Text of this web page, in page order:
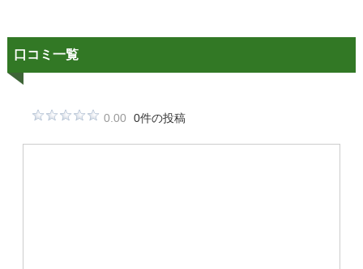
口コミ一覧
0.00 0件の投稿